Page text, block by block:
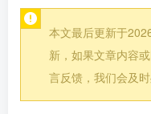
本文最后更新于
新，如果文章内容
言反馈，我们会及